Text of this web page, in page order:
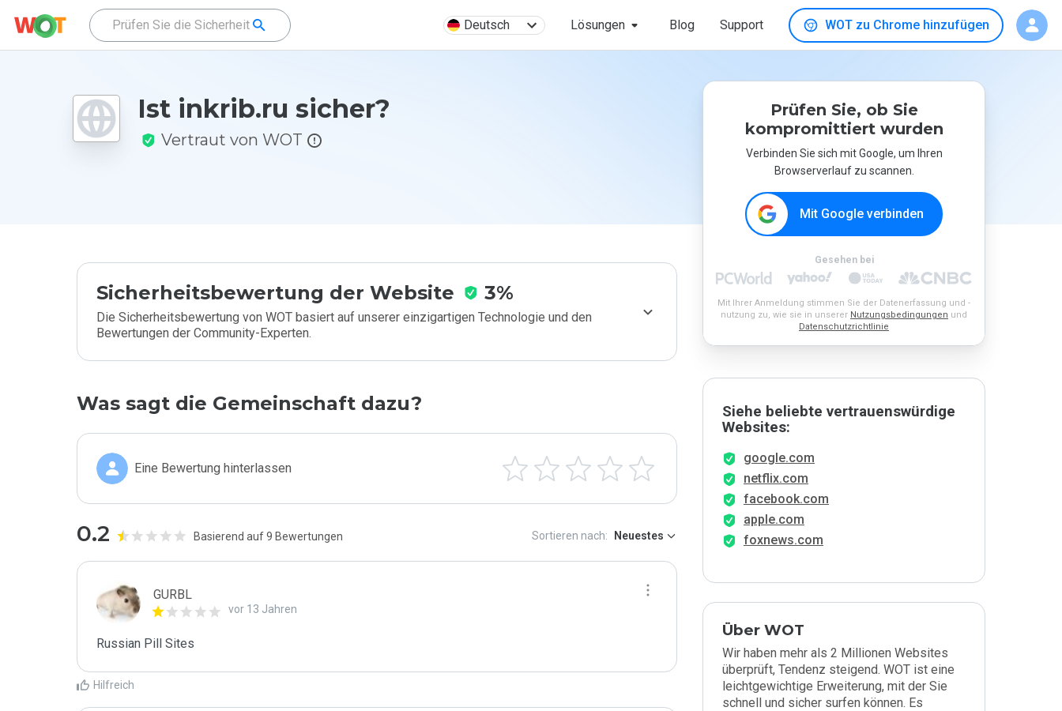
Deutsch Lösungen Blog Support WOT zu Chrome hinzufügen
Ist inkrib.ru sicher?
Vertraut von WOT
Sicherheitsbewertung der Website 3%
Die Sicherheitsbewertung von WOT basiert auf unserer einzigartigen Technologie und den
Bewertungen der Community-Experten.
Was sagt die Gemeinschaft dazu?
Eine Bewertung hinterlassen
0.2 Basierend auf 9 Bewertungen Sortieren nach: Neuestes
GURBL
vor 13 Jahren
Russian Pill Sites
Hilfreich
Prüfen Sie, ob Sie
kompromittiert wurden
Verbinden Sie sich mit Google, um Ihren
Browserverlauf zu scannen.
Mit Google verbinden
Gesehen bei
Mit Ihrer Anmeldung stimmen Sie der Datenerfassung und -
nutzung zu, wie sie in unserer Nutzungsbedingungen und
Datenschutzrichtlinie
Siehe beliebte vertrauenswürdige
Websites:
google.com
netflix.com
facebook.com
apple.com
foxnews.com
Über WOT
Wir haben mehr als 2 Millionen Websites
überprüft, Tendenz steigend. WOT ist eine
leichtgewichtige Erweiterung, mit der Sie
schnell und sicher surfen können. Es